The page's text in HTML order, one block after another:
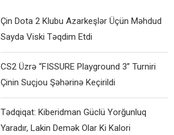
Çin Dota 2 Klubu Azarkeşlər Üçün Məhdud
Sayda Viski Təqdim Etdi
CS2 Üzrə “FISSURE Playground 3” Turniri
Çinin Suçjou Şəhərinə Keçirildi
Tədqiqat: Kiberidman Güclü Yorğunluq
Yaradır, Lakin Demək Olar Ki Kalori